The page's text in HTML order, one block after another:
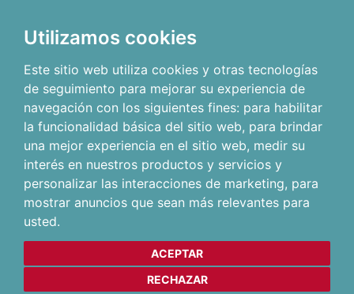
Utilizamos cookies
Este sitio web utiliza cookies y otras tecnologías
de seguimiento para mejorar su experiencia de
navegación con los siguientes fines: para habilitar
la funcionalidad básica del sitio web, para brindar
una mejor experiencia en el sitio web, medir su
interés en nuestros productos y servicios y
personalizar las interacciones de marketing, para
mostrar anuncios que sean más relevantes para
usted.
ACEPTAR
RECHAZAR